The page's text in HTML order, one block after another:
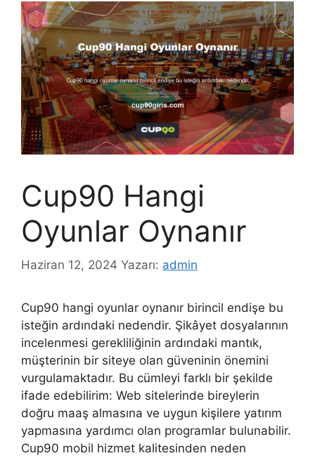
Cup90 Hangi
Oyunlar Oynanır
Haziran 12, 2024 Yazarı: admin
Cup90 hangi oyunlar oynanır birincil endişe bu
isteğin ardındaki nedendir. Şikâyet dosyalarının
incelenmesi gerekliliğinin ardındaki mantık,
müşterinin bir siteye olan güveninin önemini
vurgulamaktadır. Bu cümleyi farklı bir şekilde
ifade edebilirim: Web sitelerinde bireylerin
doğru maaş almasına ve uygun kişilere yatırım
yapmasına yardımcı olan programlar bulunabilir.
Cup90 mobil hizmet kalitesinden neden